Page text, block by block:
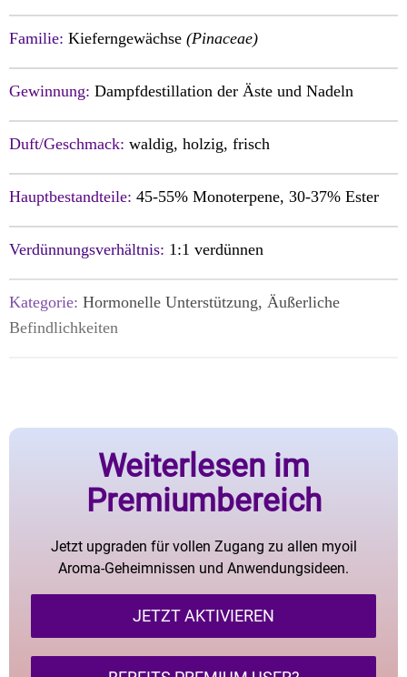
Familie: Kieferngewächse (Pinaceae)
Gewinnung: Dampfdestillation der Äste und Nadeln
Duft/Geschmack: waldig, holzig, frisch
Hauptbestandteile: 45-55% Monoterpene, 30-37% Ester
Verdünnungsverhältnis: 1:1 verdünnen
Kategorie: Hormonelle Unterstützung, Äußerliche
Befindlichkeiten
Weiterlesen im
Premiumbereich
Jetzt upgraden für vollen Zugang zu allen myoil
Aroma-Geheimnissen und Anwendungsideen.
JETZT AKTIVIEREN